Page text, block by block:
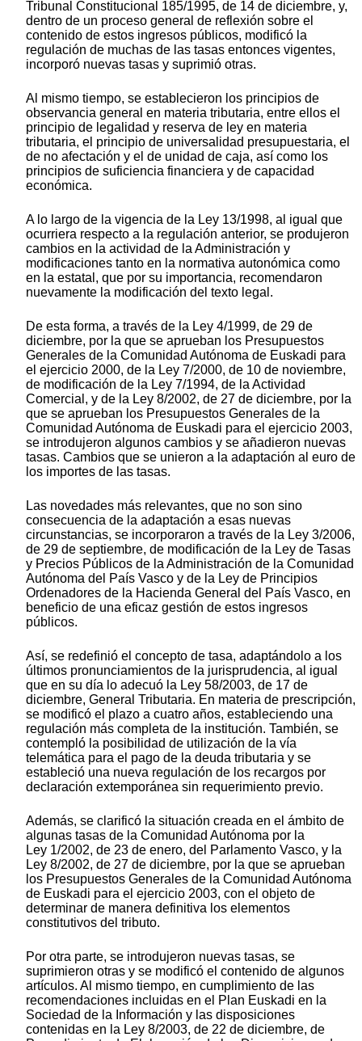
Tribunal Constitucional 185/1995, de 14 de diciembre, y,
dentro de un proceso general de reflexión sobre el
contenido de estos ingresos públicos, modificó la
regulación de muchas de las tasas entonces vigentes,
incorporó nuevas tasas y suprimió otras.
Al mismo tiempo, se establecieron los principios de
observancia general en materia tributaria, entre ellos el
principio de legalidad y reserva de ley en materia
tributaria, el principio de universalidad presupuestaria, el
de no afectación y el de unidad de caja, así como los
principios de suficiencia financiera y de capacidad
económica.
A lo largo de la vigencia de la Ley 13/1998, al igual que
ocurriera respecto a la regulación anterior, se produjeron
cambios en la actividad de la Administración y
modificaciones tanto en la normativa autonómica como
en la estatal, que por su importancia, recomendaron
nuevamente la modificación del texto legal.
De esta forma, a través de la Ley 4/1999, de 29 de
diciembre, por la que se aprueban los Presupuestos
Generales de la Comunidad Autónoma de Euskadi para
el ejercicio 2000, de la Ley 7/2000, de 10 de noviembre,
de modificación de la Ley 7/1994, de la Actividad
Comercial, y de la Ley 8/2002, de 27 de diciembre, por la
que se aprueban los Presupuestos Generales de la
Comunidad Autónoma de Euskadi para el ejercicio 2003,
se introdujeron algunos cambios y se añadieron nuevas
tasas. Cambios que se unieron a la adaptación al euro de
los importes de las tasas.
Las novedades más relevantes, que no son sino
consecuencia de la adaptación a esas nuevas
circunstancias, se incorporaron a través de la Ley 3/2006,
de 29 de septiembre, de modificación de la Ley de Tasas
y Precios Públicos de la Administración de la Comunidad
Autónoma del País Vasco y de la Ley de Principios
Ordenadores de la Hacienda General del País Vasco, en
beneficio de una eficaz gestión de estos ingresos
públicos.
Así, se redefinió el concepto de tasa, adaptándolo a los
últimos pronunciamientos de la jurisprudencia, al igual
que en su día lo adecuó la Ley 58/2003, de 17 de
diciembre, General Tributaria. En materia de prescripción,
se modificó el plazo a cuatro años, estableciendo una
regulación más completa de la institución. También, se
contempló la posibilidad de utilización de la vía
telemática para el pago de la deuda tributaria y se
estableció una nueva regulación de los recargos por
declaración extemporánea sin requerimiento previo.
Además, se clarificó la situación creada en el ámbito de
algunas tasas de la Comunidad Autónoma por la
Ley 1/2002, de 23 de enero, del Parlamento Vasco, y la
Ley 8/2002, de 27 de diciembre, por la que se aprueban
los Presupuestos Generales de la Comunidad Autónoma
de Euskadi para el ejercicio 2003, con el objeto de
determinar de manera definitiva los elementos
constitutivos del tributo.
Por otra parte, se introdujeron nuevas tasas, se
suprimieron otras y se modificó el contenido de algunos
artículos. Al mismo tiempo, en cumplimiento de las
recomendaciones incluidas en el Plan Euskadi en la
Sociedad de la Información y las disposiciones
contenidas en la Ley 8/2003, de 22 de diciembre, de